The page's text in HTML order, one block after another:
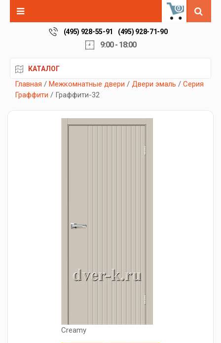
0
(495) 928-55-91 (495) 928-71-90
9:00 - 18:00
КАТАЛОГ
Главная / Межкомнатные двери / Двери эмаль / Серия
Граффити / Граффити-32
Creamy